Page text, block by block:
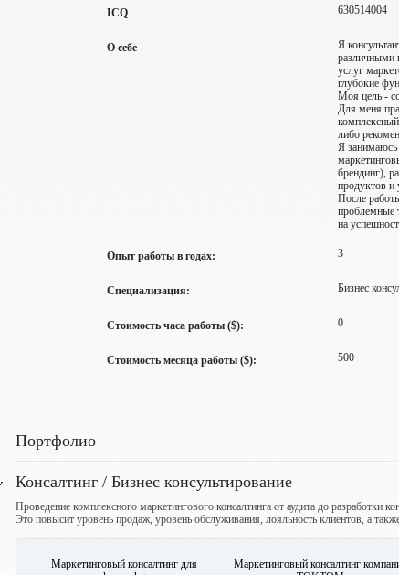
ICQ 630514004
О себе
Я
различными
услуг
глубокие
Моя цель -
Для меня
комплексный
либо
Я занимаюсь
брендинг),
продуктов и
После
проблемные
на
Опыт работы в годах: 3
Специализация: Бизнес
Стоимость часа работы ($): 0
Стоимость месяца работы ($): 500
Портфолио
Консалтинг / Бизнес консультирование
Проведение комплексного маркетингового консалтинга от аудита до разработки
Это повысит уровень продаж, уровень обслуживания, лояльность клиентов, а
Маркетинговый консалтинг для
Маркетинговый консалтинг